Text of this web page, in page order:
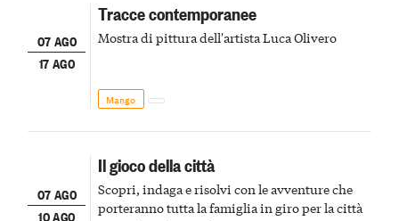
07 AGO
17 AGO
Tracce contemporanee
Mostra di pittura dell'artista Luca Olivero
Mango
07 AGO
10 AGO
Il gioco della città
Scopri, indaga e risolvi con le avventure che
porteranno tutta la famiglia in giro per la città